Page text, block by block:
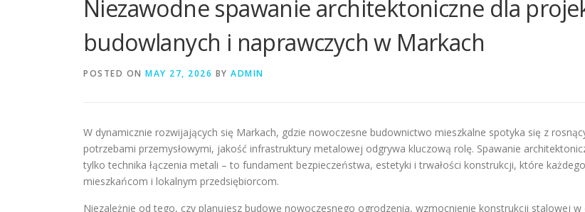
Niezawodne spawanie architektoniczne dla
budowlanych i naprawczych w Markach
POSTED ON MAY 27, 2026 BY ADMIN
W dynamicznie rozwijających się Markach, gdzie nowoczesne budownictwo mieszkalne spotyka się z
potrzebami przemysłowymi, jakość infrastruktury metalowej odgrywa kluczową rolę. Spawanie
tylko technika łączenia metali – to fundament bezpieczeństwa, estetyki i trwałości konstrukcji, które każdego
mieszkańcom i lokalnym przedsiębiorcom.
Niezależnie od tego, czy planujesz budowę nowoczesnego ogrodzenia, wzmocnienie konstrukcji stalowej w